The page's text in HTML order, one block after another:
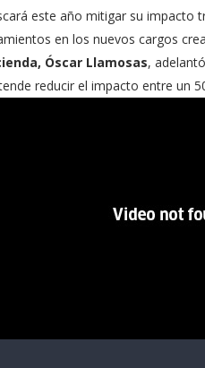
este año mitigar su impacto
en los nuevos cargos
Óscar Llamosas,
reducir el impacto entre un